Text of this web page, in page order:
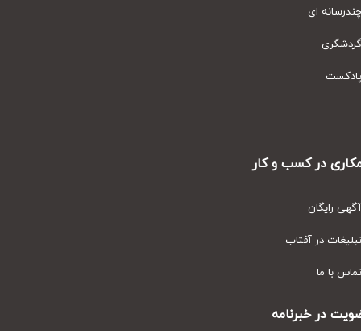
ای
در کسب و کار
رایگان
در آفتاب
با ما
در خبرنامه